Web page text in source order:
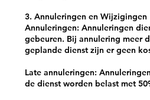
3. Annuleringen en Wijzigingen
Annuleringen: Annuleringen
gebeuren. Bij annulering meer
geplande dienst zijn er geen
Late annuleringen:
de dienst worden belast met